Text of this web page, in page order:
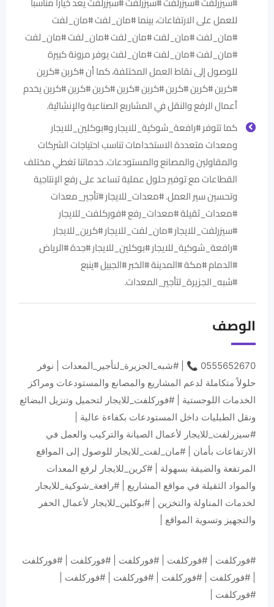
للعمل على الارتفاعات، بينما #مان_لفت #مان_لفت
#مان_لفت #مان_لفت #مان_لفت #مان_لفت #مان_لفت
#مان_لفت #مان_لفت #مان_لفت يوفر مرونة كبيرة
للوصول إلى نقاط العمل المختلفة، كما أن #كرين #كرين
#كرين #كرين #كرين #كرين #كرين #كرين #كرين #كرين يخدم
أعمال الرفع والنقل في المشاريع الصناعية والإنشائية.
كما تتوفر #رافعة_شوكية_للايجار و#بوكلين_للايجار
ومعدات متعددة الاستخدامات تناسب احتياجات الشركات
والمقاولين والمصانع والمستودعات. خدماتنا تغطي مختلف
القطاعات مع توفير حلول عملية تساعد على رفع الإنتاجية
وتحسين سير العمل. #معدات_للايجار #تأجير_معدات
#معدات_ثقيلة #معدات_رفع #فوركلفت_للايجار
#سيزرلفت_للايجار #مان_لفت_للايجار #كرين_للايجار
#رافعة_شوكية_للايجار #بوكلين_للايجار #جدة #الرياض
#الدمام #مكة #المدينة #الخبر #الجبيل #ينبع
#شبه_الجزيرة_لتأجير_المعدات.
الوصف
0555652670 📞 | #شبه_الجزيرة_لتأجير_المعدات | نوفر
حلولاً متكاملة لدعم المشاريع والمصانع والمستودعات ومراكز
الخدمات اللوجستية | #فوركلفت_للايجار لتحميل وتنزيل البضائع
ونقل الطبليات داخل المستودعات بكفاءة عالية |
#سيزرلفت_للايجار لأعمال الصيانة والتركيب والعمل في
الارتفاعات بأمان | #مان_لفت_للايجار للوصول إلى المواقع
المرتفعة والضيقة بسهولة | #كرين_للايجار لرفع المعدات
والمواد الثقيلة في مواقع المشاريع | #رافعة_شوكية_للايجار
لخدمات المناولة والتخزين | #بوكلين_للايجار لأعمال الحفر
والتجهيز وتسوية المواقع |
#فوركلفت | #فوركلفت | #فوركلفت | #فوركلفت | #فوركلفت
| #فوركلفت | #فوركلفت | #فوركلفت | #فوركلفت |
#فوركلفت |